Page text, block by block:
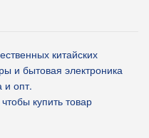
китайских
и бытовая электроника
и опт.
купить товар